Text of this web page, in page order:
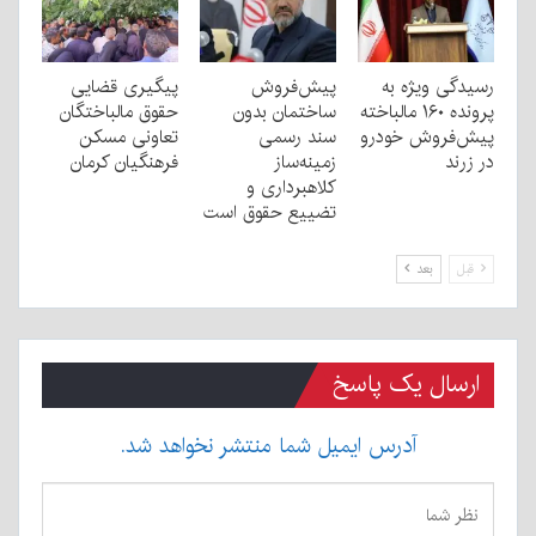
رسیدگی ویژه به
پرونده ۱۶۰ مالباخته
پیش‌فروش خودرو
در زرند
پیش‌فروش
ساختمان بدون
سند رسمی
زمینه‌ساز
کلاهبرداری و
تضییع حقوق است
پیگیری قضایی
حقوق مالباختگان
تعاونی مسکن
فرهنگیان کرمان
قبل بعد
ارسال یک پاسخ
آدرس ایمیل شما منتشر نخواهد شد.